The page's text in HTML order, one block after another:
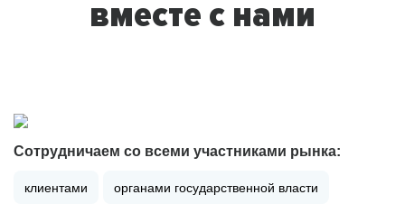
вместе с нами
Сотрудничаем со всеми участниками рынка:
клиентами органами государственной власти